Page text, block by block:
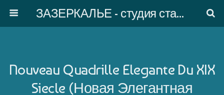
ЗАЗЕРКАЛЬЕ - студия старинного танца
Nouveau Quadrille Elegante Du XIX
Siecle (Новая Элегантная